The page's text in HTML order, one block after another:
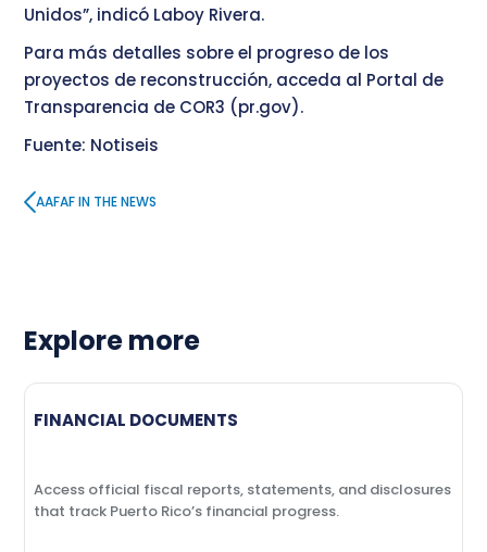
Unidos”, indicó Laboy Rivera.
Para más detalles sobre el progreso de los
proyectos de reconstrucción, acceda al Portal de
Transparencia de COR3 (pr.gov).
Fuente: Notiseis
AAFAF IN THE NEWS
Explore more
FINANCIAL DOCUMENTS
Access official fiscal reports, statements, and disclosures
that track Puerto Rico’s financial progress.